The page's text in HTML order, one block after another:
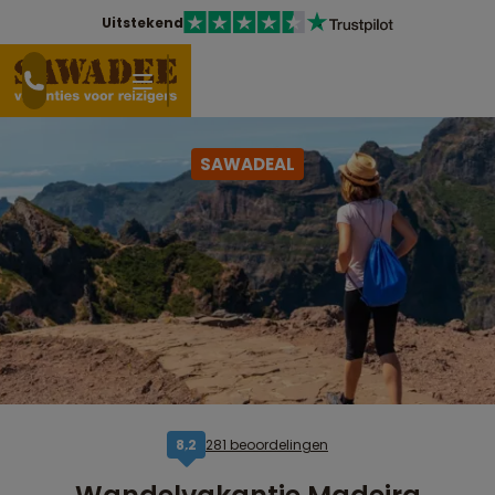
Uitstekend
SAWADEAL
8,2 281 beoordelingen